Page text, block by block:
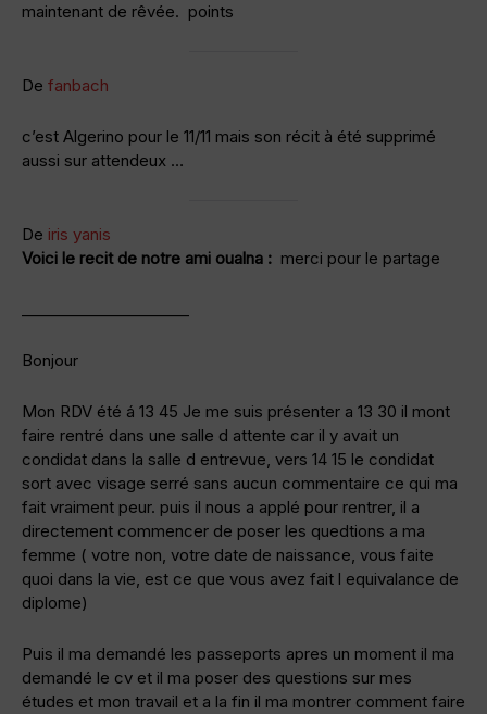
maintenant de rêvée. points
De fanbach
c’est Algerino pour le 11/11 mais son récit à été supprimé
aussi sur attendeux …
De iris yanis
Voici le recit de notre ami oualna : merci pour le partage
Bonjour
Mon RDV été á 13 45 Je me suis présenter a 13 30 il mont
faire rentré dans une salle d attente car il y avait un
condidat dans la salle d entrevue, vers 14 15 le condidat
sort avec visage serré sans aucun commentaire ce qui ma
fait vraiment peur. puis il nous a applé pour rentrer, il a
directement commencer de poser les quedtions a ma
femme ( votre non, votre date de naissance, vous faite
quoi dans la vie, est ce que vous avez fait l equivalance de
diplome)
Puis il ma demandé les passeports apres un moment il ma
demandé le cv et il ma poser des questions sur mes
études et mon travail et a la fin il ma montrer comment faire